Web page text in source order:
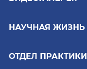
НАУЧНАЯ ЖИЗНЬ
ОТДЕЛ ПРАКТИКИ